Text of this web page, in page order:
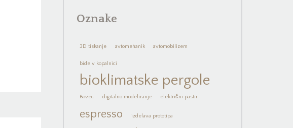
Oznake
3D tiskanje avtomehanik avtomobilizem
bide v kopalnici
bioklimatske pergole
Bovec digitalno modeliranje električni pastir
espresso izdelava prototipa